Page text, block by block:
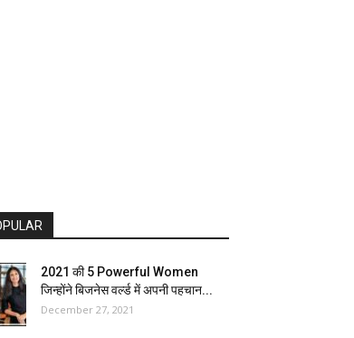
2021 की 5 Powerful Women
जिन्होंने बिजनेस वर्ल्ड में अपनी पहचान...
December 27, 2021